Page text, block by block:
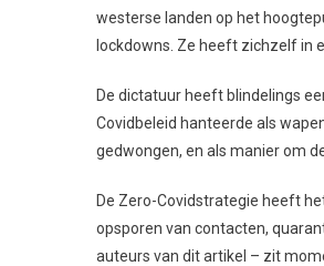
westerse landen op het
lockdowns. Ze heeft zichzelf in
De dictatuur heeft blindelings
Covidbeleid hanteerde als
gedwongen, en als manier om
De Zero-Covidstrategie heeft
opsporen van contacten,
auteurs van dit artikel – zit